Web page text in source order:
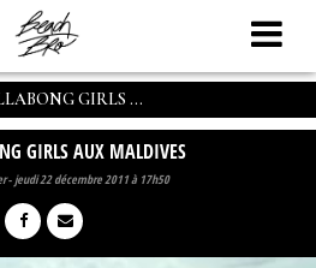
GIRLS ...
GIRLS AUX MALDIVES
-jeudi 22 décembre 2011 à 17h50